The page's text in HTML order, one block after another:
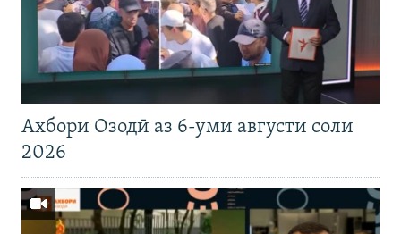
Ахбори Озодӣ аз 6-уми августи соли
2026